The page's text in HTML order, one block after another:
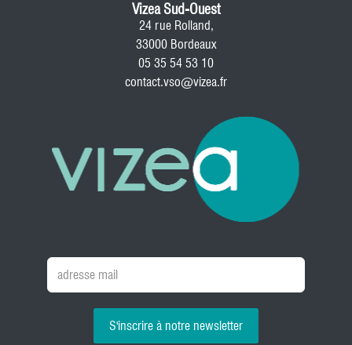
Vizea Sud-Ouest
24 rue Rolland,
33000 Bordeaux
05 35 54 53 10
contact.vso@vizea.fr
S'inscrire à notre newsletter